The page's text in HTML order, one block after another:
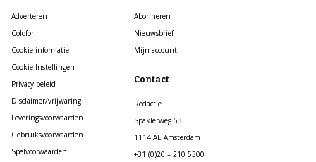
Adverteren
Colofon
Cookie informatie
Cookie Instellingen
Privacy beleid
Disclaimer/vrijwaring
Leveringsvoorwaarden
Gebruiksvoorwaarden
Spelvoorwaarden
Abonneren
Nieuwsbrief
Mijn account
Contact
Redactie
Spaklerweg 53
1114 AE Amsterdam
+31 (0)20 – 210 5300